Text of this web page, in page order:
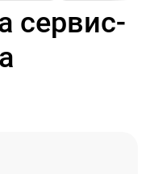
сервис-